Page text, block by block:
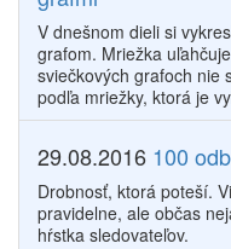
V dnešnom dieli si
grafom. Mriežka
sviečkových grafoch nie
podľa mriežky, ktorá je
29.08.2016 100
Drobnosť, ktorá poteší.
pravidelne, ale občas
hŕstka sledovateľov.